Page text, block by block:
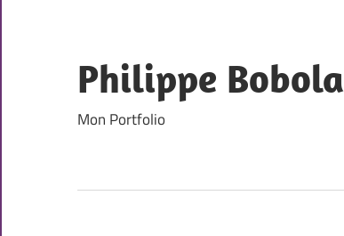
content
Philippe Bobola
Mon Portfolio